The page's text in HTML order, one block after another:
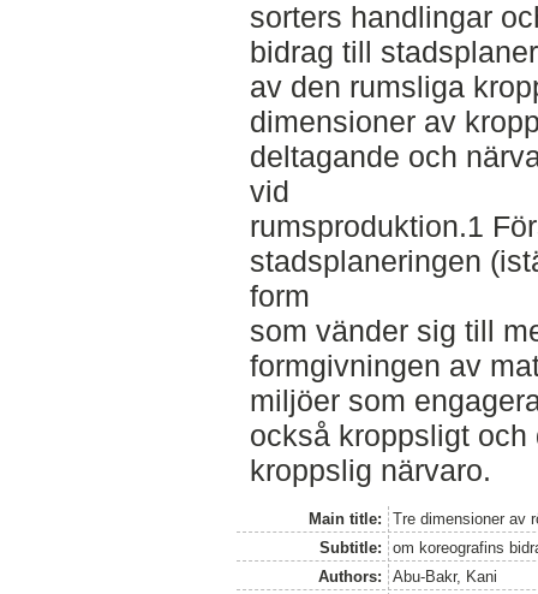
sorters handlingar
bidrag till
av den rumsliga
dimensioner av
deltagande och
vid
rumsproduktion.1
stadsplaneringen
form
som vänder sig till
formgivningen av
miljöer som
också kroppsligt
kroppslig närvaro.
Main title:
Tre dimensioner av
Subtitle:
om koreografins
Authors:
Abu-Bakr, Kani